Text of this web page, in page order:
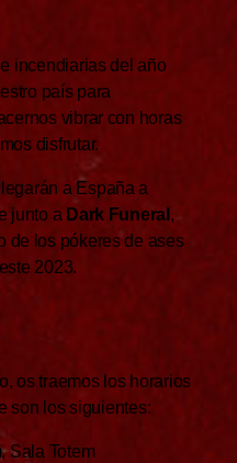
incendiarias del año
país para
vibrar con horas
disfrutar.
llegarán a España a
junto a Dark Funeral ,
de los pókeres de ases
2023.
os traemos los horarios
son los siguientes:
Sala Totem